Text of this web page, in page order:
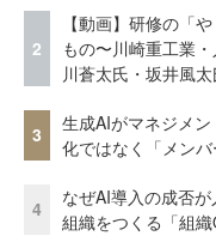
2
【動画】研修の「
もの〜川崎重工業
川蒼太氏・坂井風太
3
生成AIがマネジメ
化ではなく「メンバ
4
なぜAI導入の成否
組織をつくる「組